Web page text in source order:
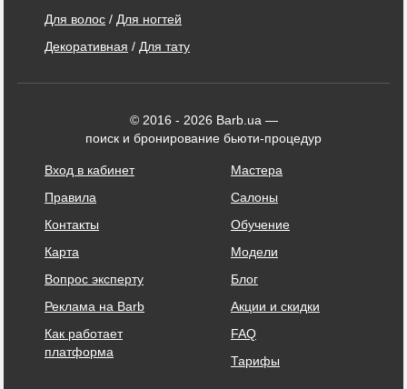
Для волос / Для ногтей
Декоративная / Для тату
© 2016 - 2026 Barb.ua —
поиск и бронирование бьюти-процедур
Вход в кабинет
Правила
Контакты
Карта
Вопрос эксперту
Реклама на Barb
Как работает
платформа
Мастера
Салоны
Обучение
Модели
Блог
Акции и скидки
FAQ
Тарифы